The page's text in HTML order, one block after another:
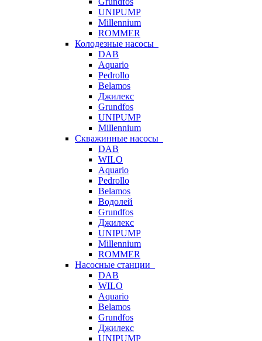
UNIPUMP
Millennium
ROMMER
Колодезные насосы
DAB
Aquario
Pedrollo
Belamos
Джилекс
Grundfos
UNIPUMP
Millennium
Скважинные насосы
DAB
WILO
Aquario
Pedrollo
Belamos
Водолей
Grundfos
Джилекс
UNIPUMP
Millennium
ROMMER
Насосные станции
DAB
WILO
Aquario
Belamos
Grundfos
Джилекс
UNIPUMP